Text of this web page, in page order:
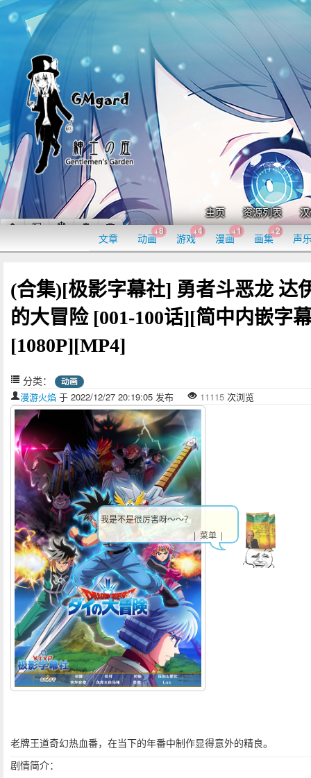
主页 资源列表
文章 动画
+8
游戏
+4
漫画
+1
画集
+2
声
(合集)[极影字幕社] 勇者斗恶龙 达
的大冒险 [001-100话][简中内嵌字
[1080P][MP4]
分类： 动画
漫游火焰 于 2022/12/27 20:19:05 发布 11115 次浏览
老牌王道奇幻热血番，在当下的年番中制作显得意外的精良。
剧情简介：
我是不是很厉害呀～～？
| 菜单 |